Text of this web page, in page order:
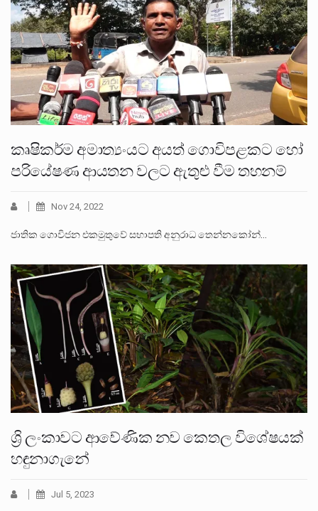
කෘෂිකර්ම අමාත්‍යංයට අයත් ගොවිපළකට හෝ
පරියේෂණ ආයතන වලට ඇතුළු වීම තහනම්
Nov 24, 2022
ජාතික ගොවිජන එකමුතුවේ සභාපති අනුරාධ තෙන්නකෝන්…
ශ්‍රි ලංකාවට ආවේණික නව කෙතල විශේෂයක්
හඳුනාගැනේ
Jul 5, 2023